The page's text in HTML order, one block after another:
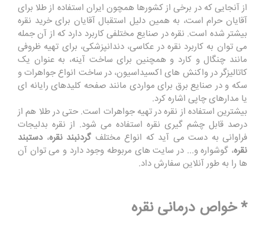
از آنجایی که در برخی از کشورها همچون ایران استفاده از طلا برای
آقایان حرام است، به همین دلیل استقبال آقایان برای خرید نقره
بیشتر شده است. نقره در صنایع مختلفی کاربرد دارد که از آن جمله
می توان به کاربرد نقره در عکاسی، دندانپزشکی، برای تهیه ظروفی
مانند چنگال و کارد و همچنین برای ساخت آینه، به عنوان یک
کاتالیزگر در واکنش های اکسیداسیون، در ساخت انواع جواهرات و
سکه و در صنایع برق برای مواردی مانند صفحه کلیدهای رایانه ای
یا مدارهای چاپی اشاره کرد.
بیشترین استفاده از نقره در تهیه جواهرات است. حتی در طلا هم از
درصد قابل چشم گیری نقره استفاده می شود. از نقره بدلیجات
فراوانی به دست می آید که انواع مختلف گردنبند نقره،دستبند
نقره، گوشواره و... در سایت های مربوطه وجود دارد و می توان آن
ها را به طور آنلاین سفارش داد.
* خواص درمانی نقره